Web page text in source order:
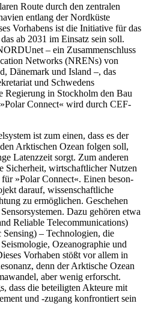
Route durch den zentralen
entlang der Nord­küste
Vorhabens ist die Initiative für das
ab 2031 im Einsatz sein soll.
– ein Zusammenschluss
Net­works (NRENs) von
Dänemark und Island –, das
und Schwedens
Regierung in Stockholm den Bau
Con­nect« wird durch CEF-
ist zum einen, dass es der
Arktischen Ozean folgen soll,
Latenzzeit sorgt. Zum anderen
Sicherheit, wirt­schaftlicher Nutzen
»Polar Connect«. Einen beson­
darauf, wissenschaftliche
zu ermöglichen. Geschehen
Dazu gehören etwa
Reliable Telecommunications)
– Technologien, die
Ozeanographie und
Vorhaben stößt vor allem in
denn der Arktische Ozean
aber wenig erforscht.
dass die beteiligten Akteure mit
und -zugang konfrontiert sein